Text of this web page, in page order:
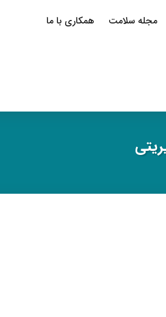
مجله سلامت همکاری با ما